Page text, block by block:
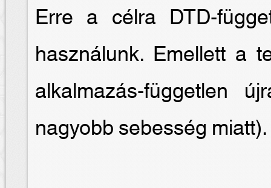
Erre a célra DTD-
használunk. Emellett a
alkalmazás-független
nagyobb sebesség miatt).